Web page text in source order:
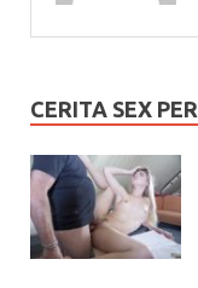
CERITA SEX